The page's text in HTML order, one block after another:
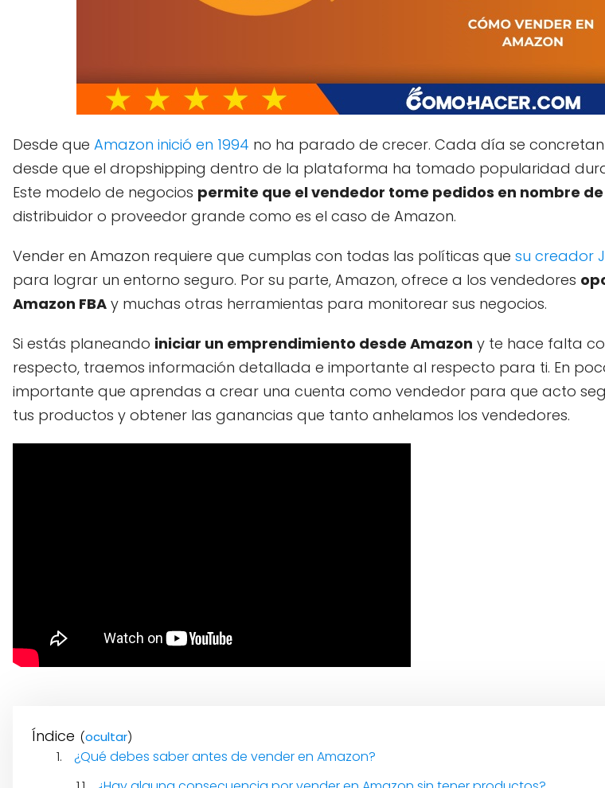
Desde que Amazon inició en 1994 no ha parado de crecer. Cada día se
desde que el dropshipping dentro de la plataforma ha tomado popularidad
Este modelo de negocios permite que el vendedor tome pedidos en nombre
distribuidor o proveedor grande como es el caso de Amazon.
Vender en Amazon requiere que cumplas con todas las políticas que su creador
para lograr un entorno seguro. Por su parte, Amazon, ofrece a los vendedores
Amazon FBA y muchas otras herramientas para monitorear sus negocios.
Si estás planeando iniciar un emprendimiento desde Amazon y te hace falta
respecto, traemos información detallada e importante al respecto para ti. En
importante que aprendas a crear una cuenta como vendedor para que acto
tus productos y obtener las ganancias que tanto anhelamos los vendedores.
Índice ( )
¿Qué debes saber antes de vender en Amazon?